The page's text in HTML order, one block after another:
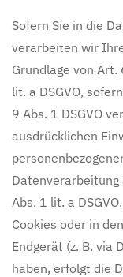
Sofern Sie in die
verarbeiten wir
Grundlage von Art.
lit. a DSGVO,
9 Abs. 1 DSGVO
ausdrücklichen
Abs. 1 lit. a
Cookies oder in
Endgerät (z. B. via
haben, erfolgt die